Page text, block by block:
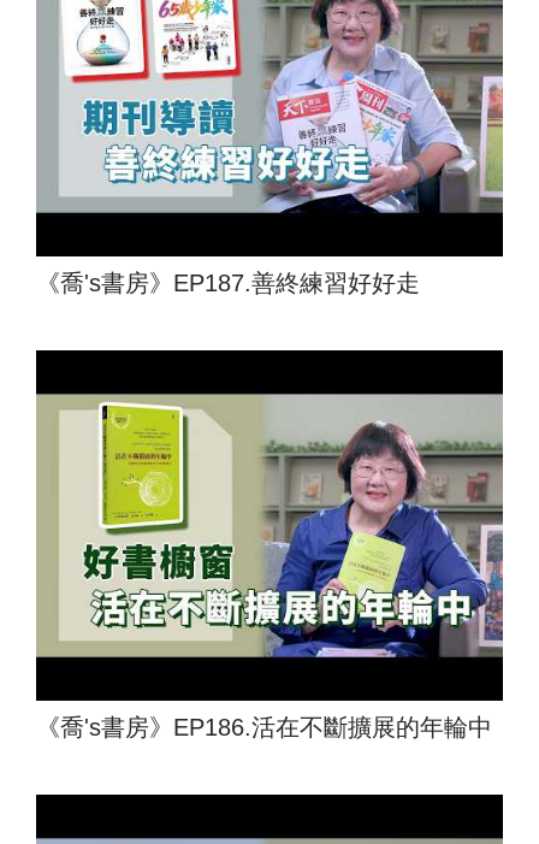
《喬's書房》EP187.善終練習好好走
《喬's書房》EP186.活在不斷擴展的年輪中